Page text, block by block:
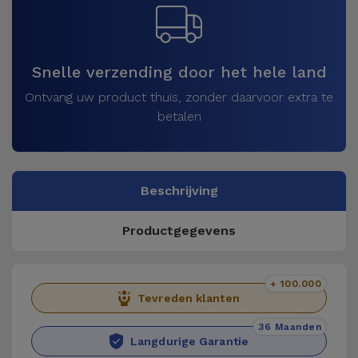
Snelle verzending door het hele land
Ontvang uw product thuis, zonder daarvoor extra te
betalen
Beschrijving
Productgegevens
Tevreden klanten
+ 100.000
Langdurige Garantie
36 Maanden